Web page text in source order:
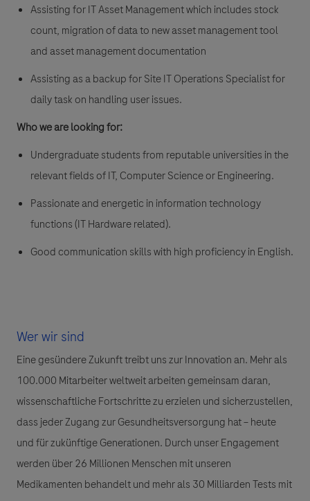
Assisting for IT Asset Management which includes stock
count, migration of data to new asset management tool
and asset management documentation
Assisting as a backup for Site IT Operations Specialist for
daily task on handling user issues.
Who we are looking for:
Undergraduate students from reputable universities in the
relevant fields of IT, Computer Science or Engineering.
Passionate and energetic in information technology
functions (IT Hardware related).
Good communication skills with high proficiency in English.
Wer wir sind
Eine gesündere Zukunft treibt uns zur Innovation an. Mehr als
100.000 Mitarbeiter weltweit arbeiten gemeinsam daran,
wissenschaftliche Fortschritte zu erzielen und sicherzustellen,
dass jeder Zugang zur Gesundheitsversorgung hat – heute
und für zukünftige Generationen. Durch unser Engagement
werden über 26 Millionen Menschen mit unseren
Medikamenten behandelt und mehr als 30 Milliarden Tests mit